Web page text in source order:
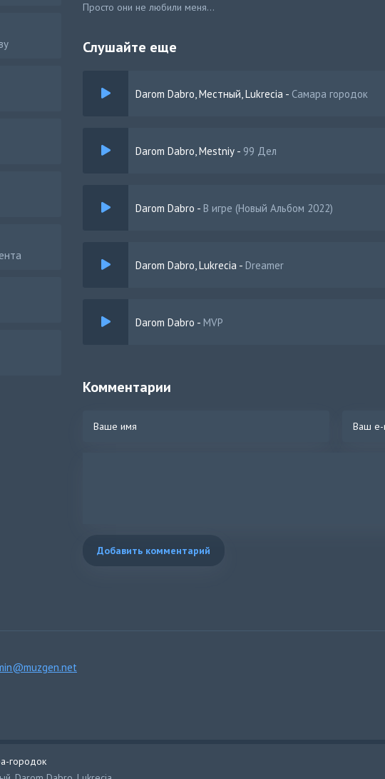
Просто они не любили меня…
Слушайте еще
Darom Dabro, Местный, Lukrecia - Самара городок
Darom Dabro, Mestniy - 99 Дел
Darom Dabro - В игре (Новый Альбом 2022)
Darom Dabro, Lukrecia - Dreamer
Darom Dabro - MVP
Комментарии
Добавить комментарий
городок